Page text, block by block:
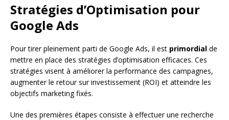
Stratégies d’Optimisation pour
Google Ads
Pour tirer pleinement parti de Google Ads, il est primordial de
mettre en place des stratégies d’optimisation efficaces. Ces
stratégies visent à améliorer la performance des campagnes,
augmenter le retour sur investissement (ROI) et atteindre les
objectifs marketing fixés.
Une des premières étapes consiste à effectuer une recherche